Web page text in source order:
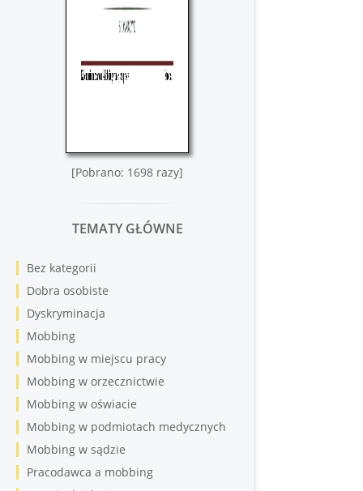
[Pobrano: 1698 razy]
TEMATY GŁÓWNE
Bez kategorii
Dobra osobiste
Dyskryminacja
Mobbing
Mobbing w miejscu pracy
Mobbing w orzecznictwie
Mobbing w oświacie
Mobbing w podmiotach medycznych
Mobbing w sądzie
Pracodawca a mobbing